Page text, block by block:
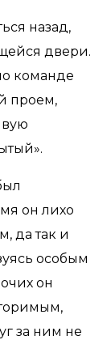
назад,
двери.
команде
проем,
он лихо
да так и
особым
он
за ним не